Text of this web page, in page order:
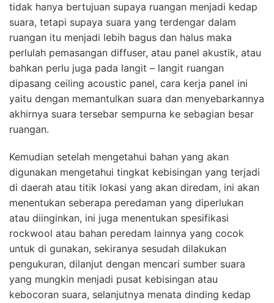
tidak hanya bertujuan supaya ruangan menjadi kedap
suara, tetapi supaya suara yang terdengar dalam
ruangan itu menjadi lebih bagus dan halus maka
perlulah pemasangan diffuser, atau panel akustik, atau
bahkan perlu juga pada langit – langit ruangan
dipasang ceiling acoustic panel, cara kerja panel ini
yaitu dengan memantulkan suara dan menyebarkannya
akhirnya suara tersebar sempurna ke sebagian besar
ruangan.
Kemudian setelah mengetahui bahan yang akan
digunakan mengetahui tingkat kebisingan yang terjadi
di daerah atau titik lokasi yang akan diredam, ini akan
menentukan seberapa peredaman yang diperlukan
atau diinginkan, ini juga menentukan spesifikasi
rockwool atau bahan peredam lainnya yang cocok
untuk di gunakan, sekiranya sesudah dilakukan
pengukuran, dilanjut dengan mencari sumber suara
yang mungkin menjadi pusat kebisingan atau
kebocoran suara, selanjutnya menata dinding kedap